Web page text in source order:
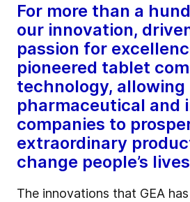
For more than a
our innovation,
passion for
pioneered tablet
technology, allowing
pharmaceutical and
companies to
extraordinary
change people’s
The innovations that GEA